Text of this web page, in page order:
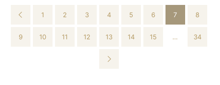
1 2 3 4 5 6 7 8
9 10 11 12 13 14 15 … 34